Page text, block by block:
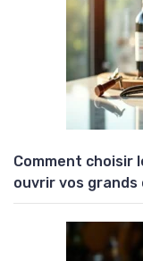
Comment choisir
ouvrir vos grands